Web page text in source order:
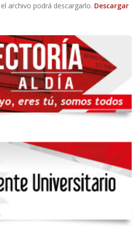
archivo podrá descargarlo. Descargar